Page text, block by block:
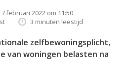
7 februari 2022 om 11:50
3 minuten leestijd
zelfbewoningsplicht,
van woningen belasten na